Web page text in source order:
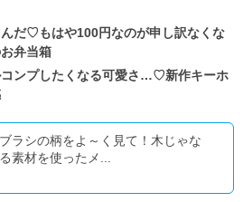
だ♡もはや100円なのが申し訳なくな
弁当箱
コンプしたくなる可愛さ…♡新作キーホ
ラシの柄をよ～く見て！木じゃな
素材を使ったメ...